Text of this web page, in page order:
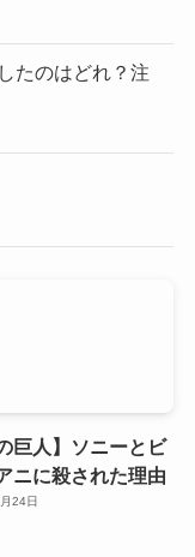
たのはどれ？注
巨人】ソニーとビ
ニに殺された理由
24日